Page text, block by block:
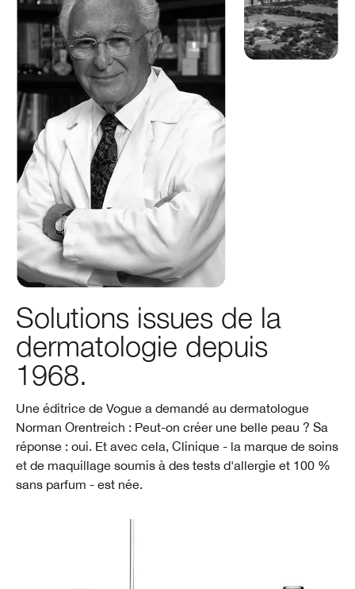
Solutions issues de la
dermatologie depuis
1968.
Une éditrice de Vogue a demandé au dermatologue
Norman Orentreich : Peut-on créer une belle peau ? Sa
réponse : oui. Et avec cela, Clinique - la marque de soins
et de maquillage soumis à des tests d'allergie et 100 %
sans parfum - est née.